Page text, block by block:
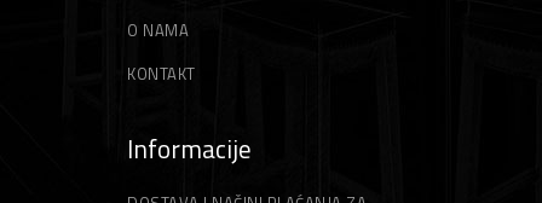
O NAMA
KONTAKT
Informacije